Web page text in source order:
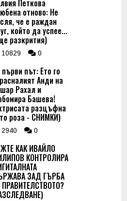
Петкова
отново: Не
че е раждан
който да успее...
разкрития)
10829 0
път: Ето го
Анди на
Рахал и
Башева!
разцъфна
роза - СНИМКИ)
2940 0
КАК ИВАЙЛО
КОНТРОЛИРА
ЗАД ГЪРБА
ПРАВИТЕЛСТВОТО?